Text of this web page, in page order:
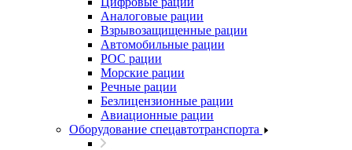
Аналоговые рации
Взрывозащищенные рации
Автомобильные рации
POC рации
Морские рации
Речные рации
Безлицензионные рации
Авиационные рации
Оборудование спецавтотранспорта